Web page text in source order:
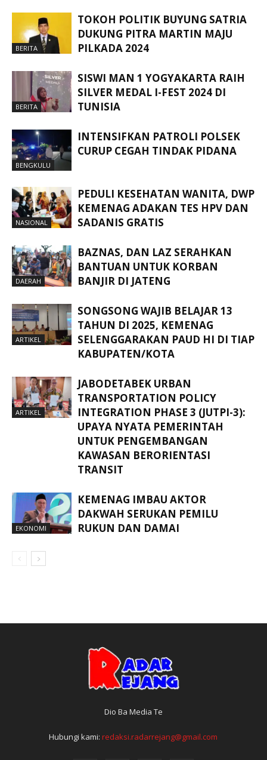
BERITA
TOKOH POLITIK BUYUNG SATRIA
DUKUNG PITRA MARTIN MAJU
PILKADA 2024
BERITA
SISWI MAN 1 YOGYAKARTA RAIH
SILVER MEDAL I-FEST 2024 DI
TUNISIA
BENGKULU
INTENSIFKAN PATROLI POLSEK
CURUP CEGAH TINDAK PIDANA
NASIONAL
PEDULI KESEHATAN WANITA, DWP
KEMENAG ADAKAN TES HPV DAN
SADANIS GRATIS
DAERAH
BAZNAS, DAN LAZ SERAHKAN
BANTUAN UNTUK KORBAN
BANJIR DI JATENG
ARTIKEL
SONGSONG WAJIB BELAJAR 13
TAHUN DI 2025, KEMENAG
SELENGGARAKAN PAUD HI DI TIAP
KABUPATEN/KOTA
ARTIKEL
JABODETABEK URBAN
TRANSPORTATION POLICY
INTEGRATION PHASE 3 (JUTPI-3):
UPAYA NYATA PEMERINTAH
UNTUK PENGEMBANGAN
KAWASAN BERORIENTASI
TRANSIT
EKONOMI
KEMENAG IMBAU AKTOR
DAKWAH SERUKAN PEMILU
RUKUN DAN DAMAI
Dio Ba Media Te
Hubungi kami:redaksi.radarrejang@gmail.com